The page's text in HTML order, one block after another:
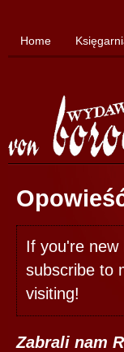
Home
If you're
subscribe to
visiting!
Zabrali nam